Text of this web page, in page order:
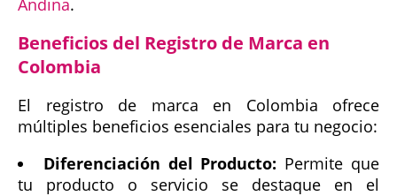
Andina.
Beneficios del Registro de Marca en
Colombia
El registro de marca en Colombia ofrece
múltiples beneficios esenciales para tu negocio:
Diferenciación del Producto: Permite que
tu producto o servicio se destaque en el